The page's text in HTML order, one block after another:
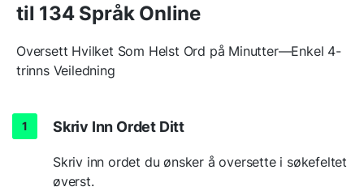
til 134 Språk Online
Oversett Hvilket Som Helst Ord på Minutter—Enkel 4-
trinns Veiledning
Skriv Inn Ordet Ditt
Skriv inn ordet du ønsker å oversette i søkefeltet
øverst.